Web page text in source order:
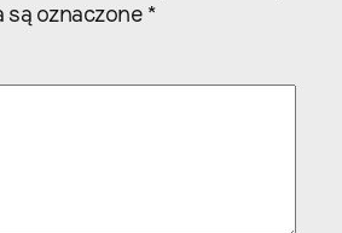
są oznaczone *